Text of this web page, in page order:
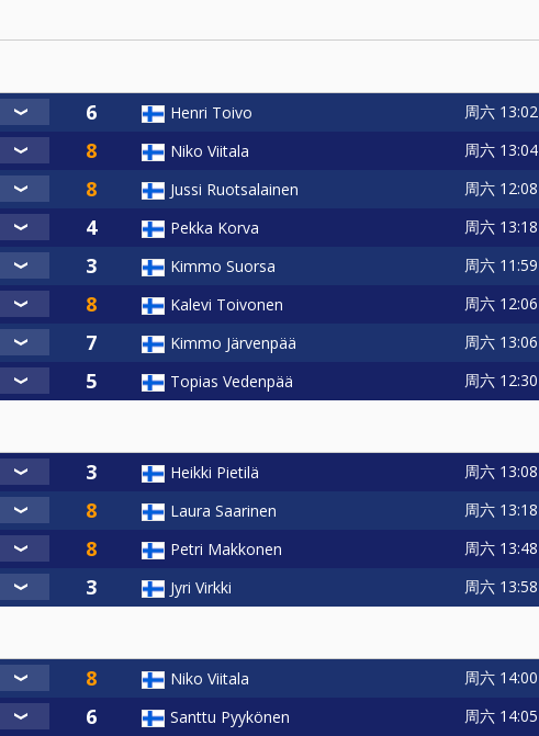
Henri Toivo 周六 13:02
Niko Viitala 周六 13:04
Jussi Ruotsalainen 周六 12:08
Pekka Korva 周六 13:18
Kimmo Suorsa 周六 11:59
Kalevi Toivonen 周六 12:06
Kimmo Järvenpää 周六 13:06
Topias Vedenpää 周六 12:30
Heikki Pietilä 周六 13:08
Laura Saarinen 周六 13:18
Petri Makkonen 周六 13:48
Jyri Virkki 周六 13:58
Niko Viitala 周六 14:00
Santtu Pyykönen 周六 14:05